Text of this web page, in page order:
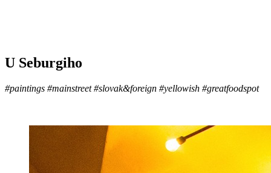
U Seburgiho
#paintings #mainstreet #slovak&foreign #yellowish #greatfoodspot